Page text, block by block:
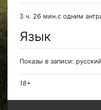
3 ч. 26 мин.с одним
Язык
Показы в записи:
18+